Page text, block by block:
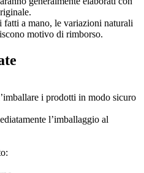
a mano, le variazioni naturali
motivo di rimborso.
i prodotti in modo sicuro
l’imballaggio al